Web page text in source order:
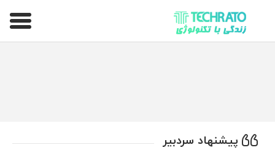
تکراتو – زندگی با تکنولوژی
پیشنهاد سردبیر